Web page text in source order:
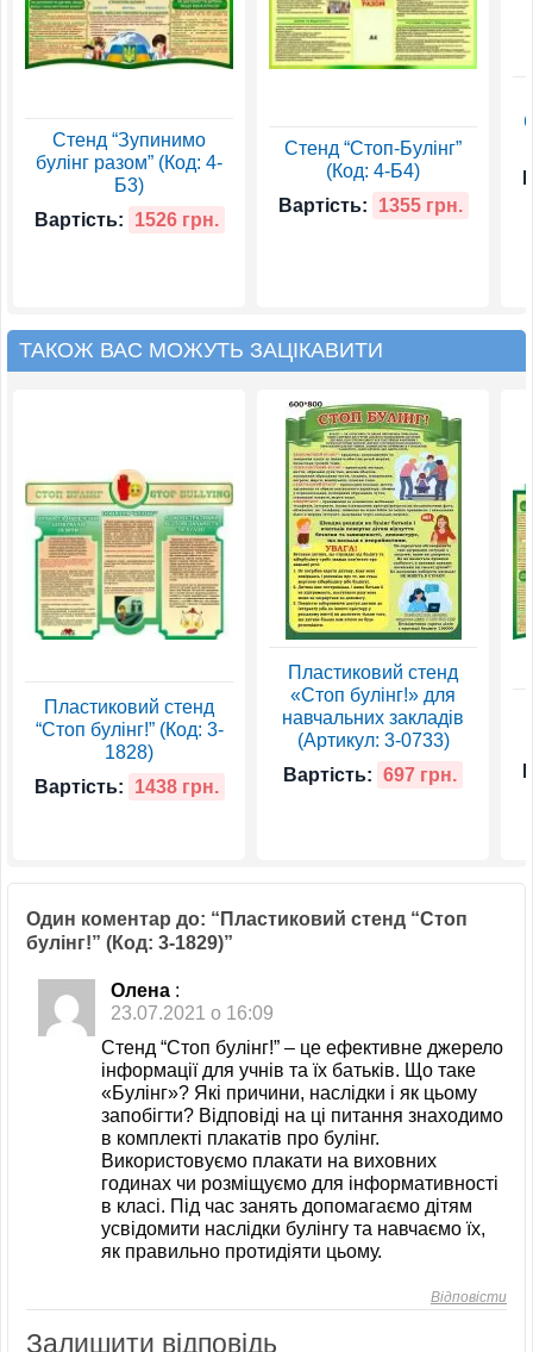
Стенд “Зупинимо
булінг разом” (Код: 4-
Б3)
Вартість:
1526 грн.
Стенд “Стоп-Булінг”
(Код: 4-Б4)
Вартість:
1355 грн.
ТАКОЖ ВАС МОЖУТЬ ЗАЦІКАВИТИ
Пластиковий стенд
“Стоп булінг!” (Код: 3-
1828)
Вартість:
1438 грн.
Пластиковий стенд
«Стоп булінг!» для
навчальних закладів
(Артикул: 3-0733)
Вартість: 697 грн.
Один коментар до: “Пластиковий стенд “Стоп
булінг!” (Код: 3-1829)”
Олена :
23.07.2021 о 16:09
Стенд “Стоп булінг!” – це ефективне джерело
інформації для учнів та їх батьків. Що таке
«Булінг»? Які причини, наслідки і як цьому
запобігти? Відповіді на ці питання знаходимо
в комплекті плакатів про булінг.
Використовуємо плакати на виховних
годинах чи розміщуємо для інформативності
в класі. Під час занять допомагаємо дітям
усвідомити наслідки булінгу та навчаємо їх,
як правильно протидіяти цьому.
Відповісти
Залишити відповідь